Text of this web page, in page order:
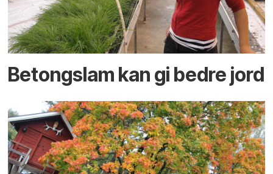
Betongslam kan gi bedre jord